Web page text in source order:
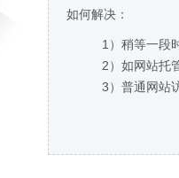
如何解决：
1）稍等一段
2）如网站托
3）普通网站